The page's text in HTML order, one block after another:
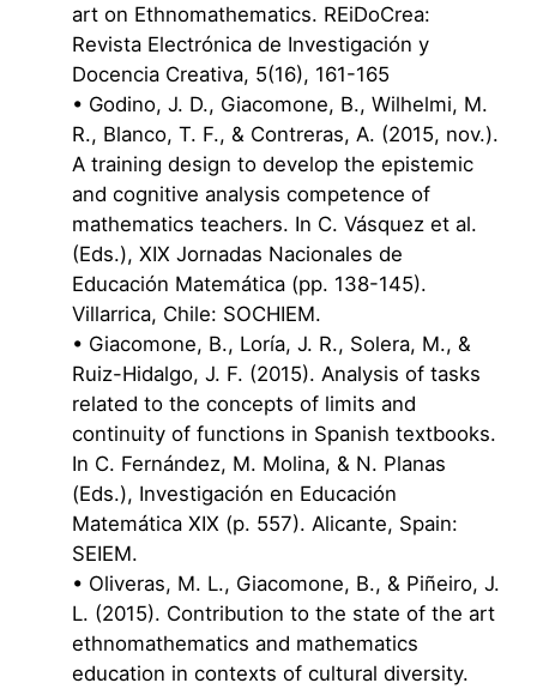
art on Ethnomathematics. REiDoCrea:
Revista Electrónica de Investigación y
Docencia Creativa, 5(16), 161-165
• Godino, J. D., Giacomone, B., Wilhelmi, M.
R., Blanco, T. F., & Contreras, A. (2015, nov.).
A training design to develop the epistemic
and cognitive analysis competence of
mathematics teachers. In C. Vásquez et al.
(Eds.), XIX Jornadas Nacionales de
Educación Matemática (pp. 138-145).
Villarrica, Chile: SOCHIEM.
• Giacomone, B., Loría, J. R., Solera, M., &
Ruiz-Hidalgo, J. F. (2015). Analysis of tasks
related to the concepts of limits and
continuity of functions in Spanish textbooks.
In C. Fernández, M. Molina, & N. Planas
(Eds.), Investigación en Educación
Matemática XIX (p. 557). Alicante, Spain:
SEIEM.
• Oliveras, M. L., Giacomone, B., & Piñeiro, J.
L. (2015). Contribution to the state of the art
ethnomathematics and mathematics
education in contexts of cultural diversity.